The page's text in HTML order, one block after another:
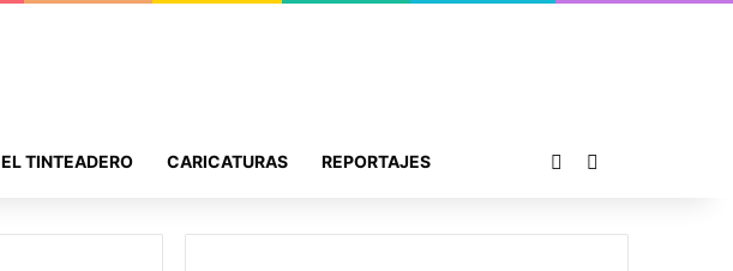
EL TINTEADERO CARICATURAS REPORTAJES Publicación al azar